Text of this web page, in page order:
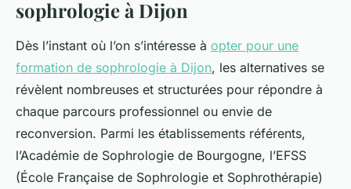
sophrologie à Dijon
Dès l’instant où l’on s’intéresse à opter pour une
formation de sophrologie à Dijon, les alternatives se
révèlent nombreuses et structurées pour répondre à
chaque parcours professionnel ou envie de
reconversion. Parmi les établissements référents,
l’Académie de Sophrologie de Bourgogne, l’EFSS
(École Française de Sophrologie et Sophrothérapie)